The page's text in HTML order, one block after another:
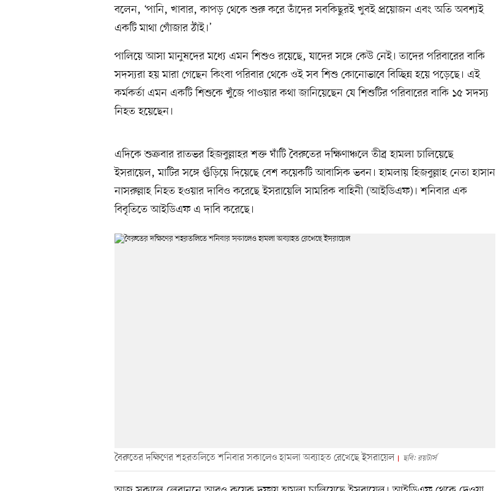
বলেন, ‘পানি, খাবার, কাপড় থেকে শুরু করে তাঁদের সবকিছুরই খুবই প্রয়োজন এবং অতি অবশ্যই
একটি মাথা গোঁজার ঠাঁই।’
পালিয়ে আসা মানুষদের মধ্যে এমন শিশুও রয়েছে, যাদের সঙ্গে কেউ নেই। তাদের পরিবারের বাকি
সদস্যরা হয় মারা গেছেন কিংবা পরিবার থেকে ওই সব শিশু কোনোভাবে বিচ্ছিন্ন হয়ে পড়েছে। এই
কর্মকর্তা এমন একটি শিশুকে খুঁজে পাওয়ার কথা জানিয়েছেন যে শিশুটির পরিবারের বাকি ১৫ সদস্য
নিহত হয়েছেন।
এদিকে শুক্রবার রাতভর হিজবুল্লাহর শক্ত ঘাঁটি বৈরুতের দক্ষিণাঞ্চলে তীব্র হামলা চালিয়েছে
ইসরায়েল, মাটির সঙ্গে গুঁড়িয়ে দিয়েছে বেশ কয়েকটি আবাসিক ভবন। হামলায় হিজবুল্লাহ নেতা হাসান
নাসরুল্লাহ নিহত হওয়ার দাবিও করেছে ইসরায়েলি সামরিক বাহিনী (আইডিএফ)। শনিবার এক
বিবৃতিতে আইডিএফ এ দাবি করেছে।
বৈরুতের দক্ষিণের শহরতলিতে শনিবার সকালেও হামলা অব্যাহত রেখেছে ইসরায়েল ছবি: রয়টার্স